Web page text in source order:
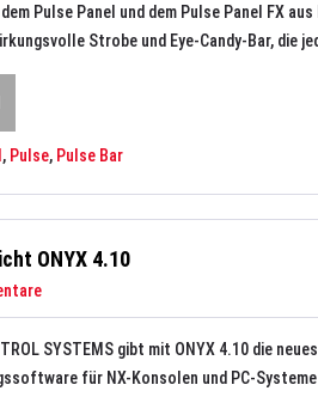
Pulse Panel und dem Pulse Panel FX
Strobe und Eye-Candy-Bar, die
, Pulse, Pulse Bar
ONYX 4.10
SYSTEMS gibt mit ONYX 4.10 die
für NX-Konsolen und PC-